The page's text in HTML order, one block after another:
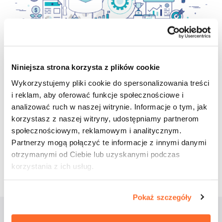
Niniejsza strona korzysta z plików cookie
Wykorzystujemy pliki cookie do spersonalizowania treści
i reklam, aby oferować funkcje społecznościowe i
analizować ruch w naszej witrynie. Informacje o tym, jak
korzystasz z naszej witryny, udostępniamy partnerom
społecznościowym, reklamowym i analitycznym.
Partnerzy mogą połączyć te informacje z innymi danymi
otrzymanymi od Ciebie lub uzyskanymi podczas
korzystania z ich usług.
Pokaż szczegóły
Udostępnij wpis:
TwitterLinkedInPinterest Email
20 kwietnia 2024